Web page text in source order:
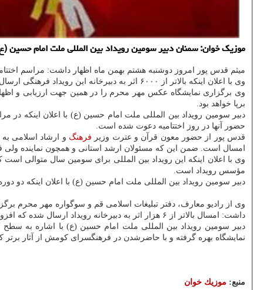
موزیک خوان: سمنان دبیر سومین رویداد بین المللی ملت امام حسین (ع) از دریافت آثاری از 13 کشور جهان به دبیرخانه رویداد
میثم قدس پور امروز دوشنبه هشتم بهمن ماه اظهار داشت: مراسم اختتامیه این رویداد مهم
وی با اعلان اینکه بالاتر از ۶۰۰۰ اثر به دبیرخانه این رویداد فرهنگی ارسال شده است، اشاره کرد: رویداد بین المللی ملت امام حسین (ع) در سه سطح استانی، ملی و بین المللی برگزار می گردد.
برپا خواهد بود.
حضور آنها در روز اختتامیه دعوت شده است.
قدس پور از حضور معون قرآن و عترت وزیر فرهنگ و ارشاد اسلامی
امسال است. ضمن این که مسئولان ارشد استانی و همچون نماینده ولی
وی با اعلان اینکه این رویداد بین المللی برای سومین سال متوالی
مؤسس رویداد است.
دبیر سومین رویداد بین المللی ملت امام حسین (ع) با اعلان اینکه دو
وی از رادیو معارف، دفتر تبلیغات اسلامی قم و سوگواره مهر محرم
داشت: امسال بالاتر از ۶ هزار اثر به دبیرخانه رویداد ارسال شده که افزون بر ۵۰۰۰از این
دبیر سومین رویداد بین المللی ملت امام حسین (ع) با اشاره به
نمایشگاه بهره گرفته و با حاضرشدن در فرهنگسرای کومش از آثار برتر که عصاره بالاتر از ۵۰۰۰ قطعه عکس ارسالی از عکاسان برتر
منبع: موزیك خوان